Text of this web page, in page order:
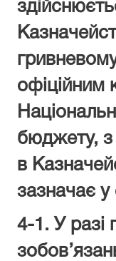
офіційним
бюджету, з
в
зазначає у
4-1 . У разі